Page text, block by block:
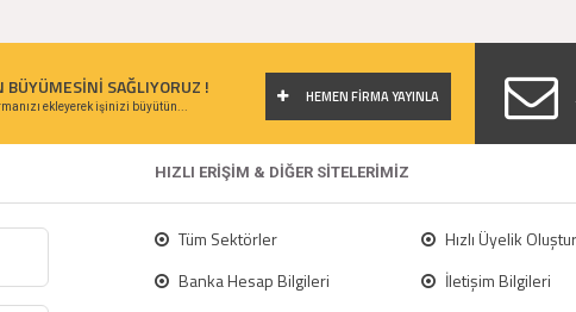
BÜYÜMESİNİ SAĞLIYORUZ ! HEMEN FİRMA YAYINLA
ekleyerek işinizi büyütün...
HIZLI ERİŞİM & DİĞER SİTELERİMİZ
Tüm Sektörler
Hızlı Üyelik Oluştur
Banka Hesap Bilgileri
İletişim Bilgileri